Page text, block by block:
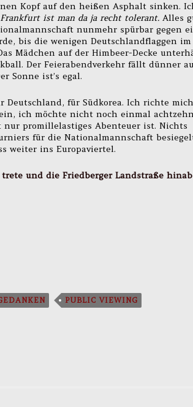
Kopf auf den heißen Asphalt sinken.
ist man da ja recht tolerant. Alles
nunmehr spürbar gegen
bis die wenigen Deutschlandflaggen im
Mädchen auf der Himbeer-Decke
Der Feierabendverkehr fällt dünner
Sonne ist’s egal.
für Südkorea. Ich richte mich
ich möchte nicht noch einmal
promillelastiges Abenteuer ist. Nichts
für die Nationalmannschaft
weiter ins Europaviertel.
und die Friedberger Landstraße hinab
PUBLIC VIEWING